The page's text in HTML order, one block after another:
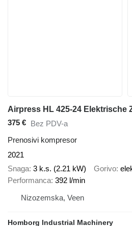
375 € Bez PDV-a
Prenosivi kompresor
2021
Snaga 3 k.s. (2.21 kW) Gorivo
Performanca 392 l/min
Nizozemska, Veen
Homborg Industrial Machinery